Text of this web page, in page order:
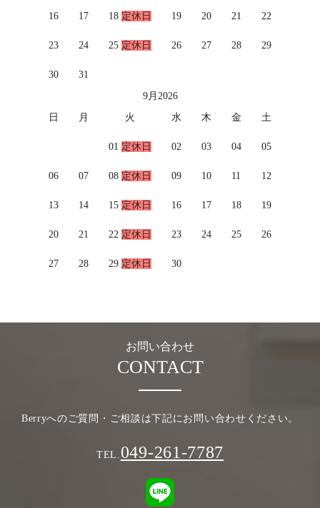
16 17 18 定休日 19 20 21 22
23 24 25 定休日 26 27 28 29
30
31
9月 2026
日
月 火 水 木 金 土
01 定休日 02 03 04 05
06 07 08 定休日 09 10 11 12
13 14 15 定休日 16 17 18 19
20 21 22 定休日 23 24 25 26
27 28 29 定休日 30
お問い合わせ
CONTACT
Berryへのご質問・ご相談は下記にお問い合わせください。
TEL. 049-261-7787